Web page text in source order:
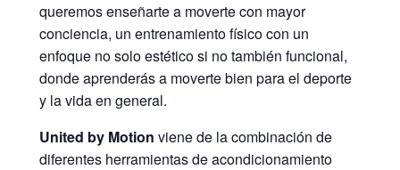
queremos enseñarte a moverte con mayor
conciencia, un entrenamiento físico con un
enfoque no solo estético si no también funcional,
donde aprenderás a moverte bien para el deporte
y la vida en general.
United by Motion viene de la combinación de
diferentes herramientas de acondicionamiento